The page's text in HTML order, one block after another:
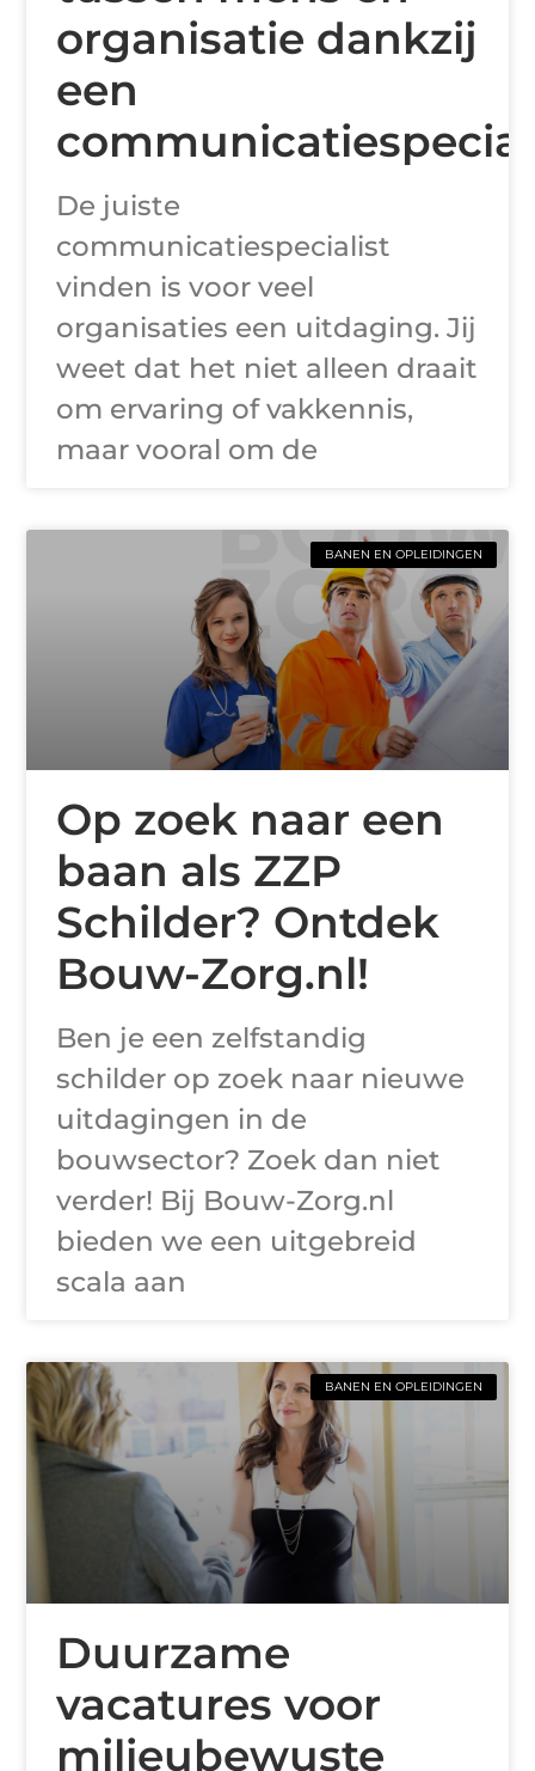
organisatie dankzij
een
De juiste
communicatiespecialist
vinden is voor veel
organisaties een uitdaging. Jij
weet dat het niet alleen draait
om ervaring of vakkennis,
maar vooral om de
BANEN EN OPLEIDINGEN
Op zoek naar een
baan als ZZP
Schilder? Ontdek
Bouw-Zorg.nl!
Ben je een zelfstandig
schilder op zoek naar nieuwe
uitdagingen in de
bouwsector? Zoek dan niet
verder! Bij Bouw-Zorg.nl
bieden we een uitgebreid
scala aan
BANEN EN OPLEIDINGEN
Duurzame
vacatures voor
milieubewuste